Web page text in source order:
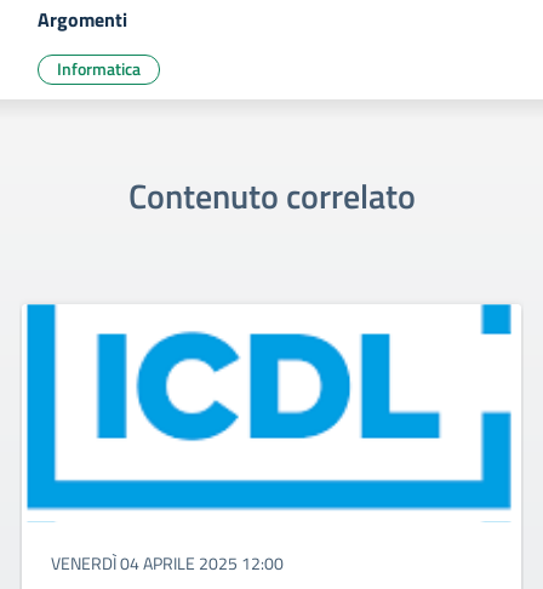
Argomenti
Informatica
Contenuto correlato
VENERDÌ 04 APRILE 2025 12:00